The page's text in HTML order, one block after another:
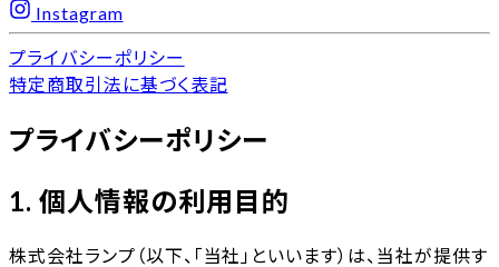
Instagram
プライバシーポリシー
特定商取引法に基づく表記
プライバシーポリシー
1. 個人情報の利用目的
株式会社ランプ（以下、「当社」といいます）は、当社が提供す